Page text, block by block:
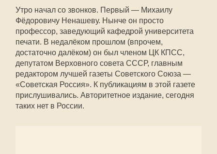
Утро начал со звонков. Первый — Михаилу
Фёдоровичу Ненашеву. Нынче он просто
профессор, заведующий кафедрой университета
печати. В недалёком прошлом (впрочем,
достаточно далёком) он был членом ЦК КПСС,
депутатом Верховного совета СССР, главным
редактором лучшей газеты Советского Союза —
«Советская Россия». К публикациям в этой газете
прислушивались. Авторитетное издание, сегодня
таких нет в России.